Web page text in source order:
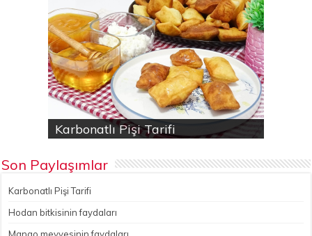
Karbonatlı Pişi Tarifi
Hodan bitkisinin faydaları
Yalancı Baklava Tarifi
Gökçesu Pilavı Tarifi
Nohutlu kereviz yemeği
Son Paylaşımlar
Karbonatlı Pişi Tarifi
Hodan bitkisinin faydaları
Mango meyvesinin faydaları